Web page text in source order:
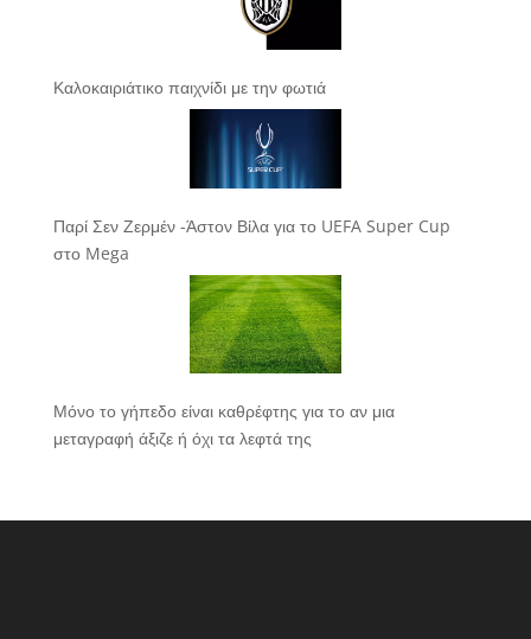
Καλοκαιριάτικο παιχνίδι με την φωτιά
Παρί Σεν Ζερμέν -Άστον Βίλα για το UEFA Super Cup
στο Mega
Μόνο το γήπεδο είναι καθρέφτης για το αν μια
μεταγραφή άξιζε ή όχι τα λεφτά της